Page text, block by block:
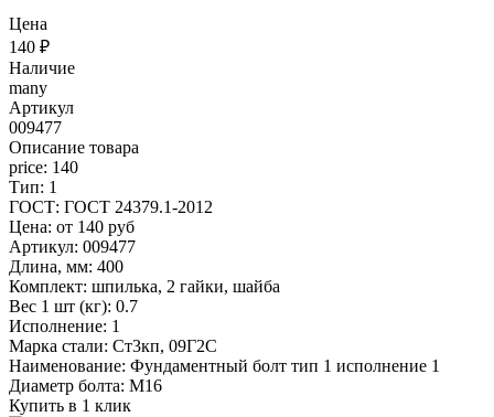
Цена
140 ₽
Наличие
many
Артикул
009477
Описание товара
price: 140
Тип: 1
ГОСТ: ГОСТ 24379.1-2012
Цена: от 140 руб
Артикул: 009477
Длина, мм: 400
Комплект: шпилька, 2 гайки, шайба
Вес 1 шт (кг): 0.7
Исполнение: 1
Марка стали: Ст3кп, 09Г2С
Наименование: Фундаментный болт тип 1 исполнение 1
Диаметр болта: М16
Купить в 1 клик